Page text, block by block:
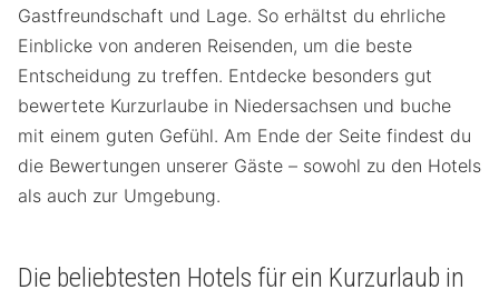
Gastfreundschaft und Lage. So erhältst du ehrliche
Einblicke von anderen Reisenden, um die beste
Entscheidung zu treffen. Entdecke besonders gut
bewertete Kurzurlaube in Niedersachsen und buche
mit einem guten Gefühl. Am Ende der Seite findest du
die Bewertungen unserer Gäste – sowohl zu den Hotels
als auch zur Umgebung.
Die beliebtesten Hotels für ein Kurzurlaub in